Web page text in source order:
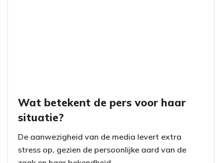
Wat betekent de pers voor haar
situatie?
De aanwezigheid van de media levert extra
stress op, gezien de persoonlijke aard van de